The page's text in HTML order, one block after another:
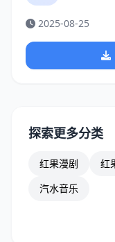
2025-08-25
探索更多分类
红果漫剧 红
汽水音乐